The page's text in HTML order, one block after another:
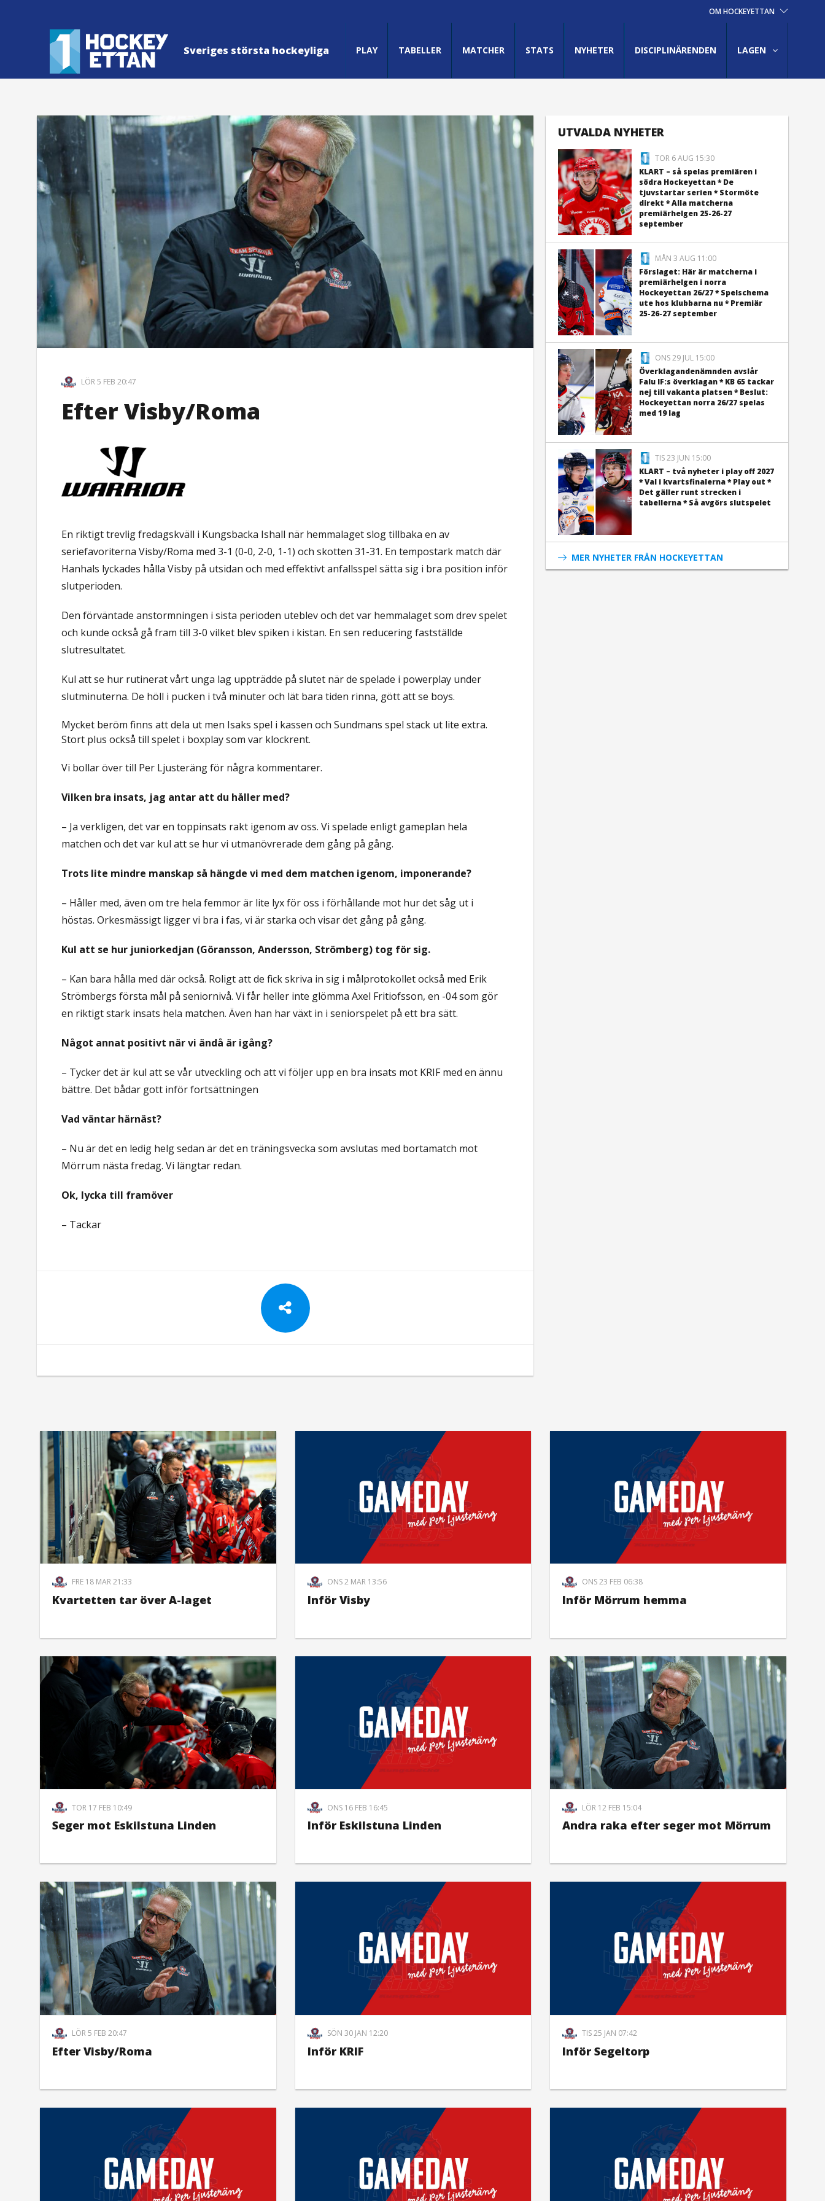
OM HOCKEYETTAN
Sveriges största hockeyliga PLAY TABELLER MATCHER STATS NYHETER DISCIPLINÄRENDEN LAGEN
LÖR 5 FEB 20:47
Efter Visby/Roma
En riktigt trevlig fredagskväll i Kungsbacka Ishall när hemmalaget slog tillbaka en av
seriefavoriterna Visby/Roma med 3-1 (0-0, 2-0, 1-1) och skotten 31-31. En tempostark match där
Hanhals lyckades hålla Visby på utsidan och med effektivt anfallsspel sätta sig i bra position inför
slutperioden.
Den förväntade anstormningen i sista perioden uteblev och det var hemmalaget som drev spelet
och kunde också gå fram till 3-0 vilket blev spiken i kistan. En sen reducering fastställde
slutresultatet.
Kul att se hur rutinerat vårt unga lag uppträdde på slutet när de spelade i powerplay under
slutminuterna. De höll i pucken i två minuter och lät bara tiden rinna, gött att se boys.
Mycket beröm finns att dela ut men Isaks spel i kassen och Sundmans spel stack ut lite extra.
Stort plus också till spelet i boxplay som var klockrent.
Vi bollar över till Per Ljusteräng för några kommentarer.
Vilken bra insats, jag antar att du håller med?
– Ja verkligen, det var en toppinsats rakt igenom av oss. Vi spelade enligt gameplan hela
matchen och det var kul att se hur vi utmanövrerade dem gång på gång.
Trots lite mindre manskap så hängde vi med dem matchen igenom, imponerande?
– Håller med, även om tre hela femmor är lite lyx för oss i förhållande mot hur det såg ut i
höstas. Orkesmässigt ligger vi bra i fas, vi är starka och visar det gång på gång.
Kul att se hur juniorkedjan (Göransson, Andersson, Strömberg) tog för sig.
– Kan bara hålla med där också. Roligt att de fick skriva in sig i målprotokollet också med Erik
Strömbergs första mål på seniornivå. Vi får heller inte glömma Axel Fritiofsson, en -04 som gör
en riktigt stark insats hela matchen. Även han har växt in i seniorspelet på ett bra sätt.
Något annat positivt när vi ändå är igång?
– Tycker det är kul att se vår utveckling och att vi följer upp en bra insats mot KRIF med en ännu
bättre. Det bådar gott inför fortsättningen
Vad väntar härnäst?
– Nu är det en ledig helg sedan är det en träningsvecka som avslutas med bortamatch mot
Mörrum nästa fredag. Vi längtar redan.
Ok, lycka till framöver
– Tackar
UTVALDA NYHETER
TOR 6 AUG 15:30
KLART – så spelas premiären i
södra Hockeyettan * De
tjuvstartar serien * Stormöte
direkt * Alla matcherna
premiärhelgen 25-26-27
september
MÅN 3 AUG 11:00
Förslaget: Här är matcherna i
premiärhelgen i norra
Hockeyettan 26/27 * Spelschema
ute hos klubbarna nu * Premiär
25-26-27 september
ONS 29 JUL 15:00
Överklagandenämnden avslår
Falu IF:s överklagan * KB 65 tackar
nej till vakanta platsen * Beslut:
Hockeyettan norra 26/27 spelas
med 19 lag
TIS 23 JUN 15:00
KLART – två nyheter i play off 2027
* Val i kvartsfinalerna * Play out *
Det gäller runt strecken i
tabellerna * Så avgörs slutspelet
MER NYHETER FRÅN HOCKEYETTAN
FRE 18 MAR 21:33
Kvartetten tar över A-laget
ONS 2 MAR 13:56
Inför Visby
ONS 23 FEB 06:38
Inför Mörrum hemma
TOR 17 FEB 10:49
Seger mot Eskilstuna Linden
ONS 16 FEB 16:45
Inför Eskilstuna Linden
LÖR 12 FEB 15:04
Andra raka efter seger mot Mörrum
LÖR 5 FEB 20:47
Efter Visby/Roma
SÖN 30 JAN 12:20
Inför KRIF
TIS 25 JAN 07:42
Inför Segeltorp